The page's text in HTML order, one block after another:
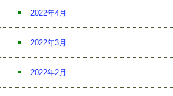
2022年4月
2022年3月
2022年2月